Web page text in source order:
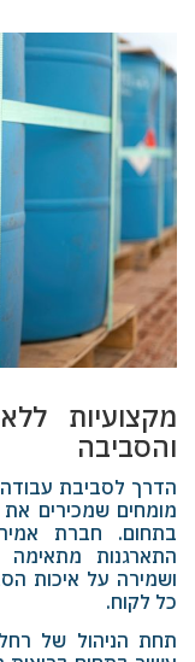
מקצועיות
והסביבה
הדרך לסביבת עבודה
מומחים שמכירים את
בתחום. חברת
התארגנות
ושמירה על איכות
כל לקוח.
תחת הניהול של